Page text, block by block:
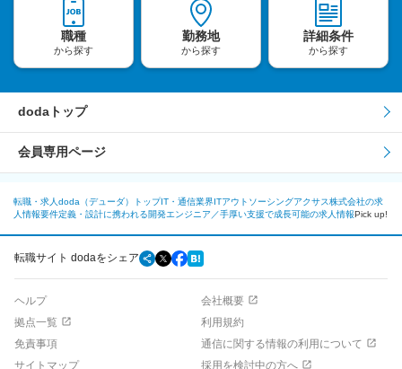
職種
から探す
勤務地
から探す
詳細条件
から探す
dodaトップ
会員専用ページ
転職・求人doda（デューダ）トップIT・通信業界ITアウトソーシングアクサス株式会社の求
人情報要件定義・設計に携われる開発エンジニア／手厚い支援で成長可能の求人情報Pick up!
転職サイト dodaをシェア
ヘルプ
会社概要
拠点一覧
利用規約
免責事項
通信に関する情報の利用について
サイトマップ
採用を検討中の方へ